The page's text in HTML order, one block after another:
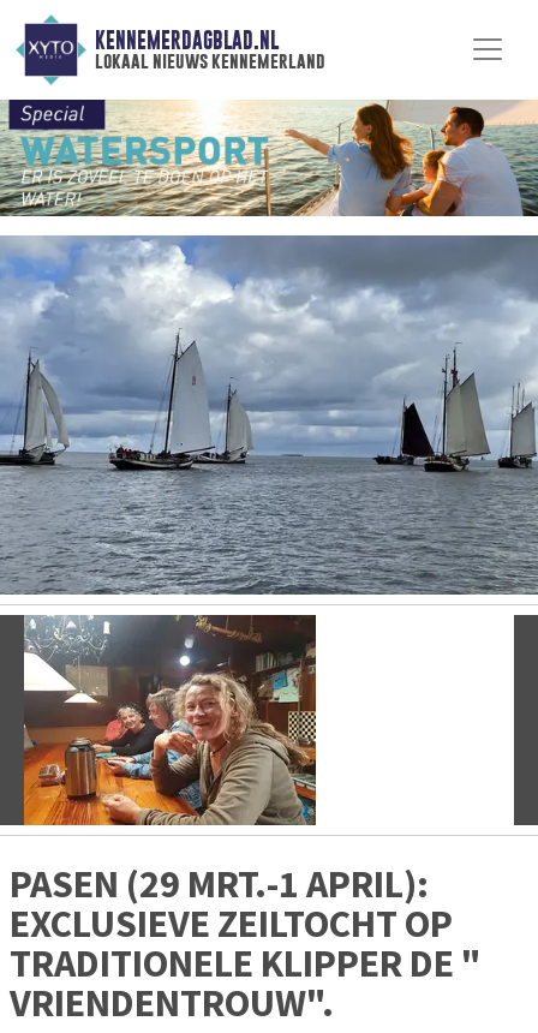
KENNEMERDAGBLAD.NL
lokaal nieuws kennemerland
Vorige
PASEN (29 MRT.-1 APRIL):
EXCLUSIEVE ZEILTOCHT OP
TRADITIONELE KLIPPER DE "
VRIENDENTROUW".